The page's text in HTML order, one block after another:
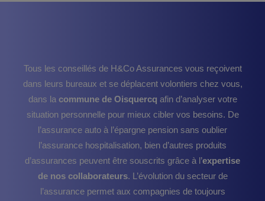
Tous les conseillés de H&Co Assurances vous reçoivent
dans leurs bureaux et se déplacent volontiers chez vous,
dans la commune de Oisquercq afin d’analyser votre
situation personnelle pour mieux cibler vos besoins. De
l’assurance auto à l’épargne pension sans oublier
l’assurance hospitalisation, bien d’autres produits
d’assurances peuvent être souscrits grâce à l’expertise
de nos collaborateurs. L’évolution du secteur de
l’assurance permet aux compagnies de toujours